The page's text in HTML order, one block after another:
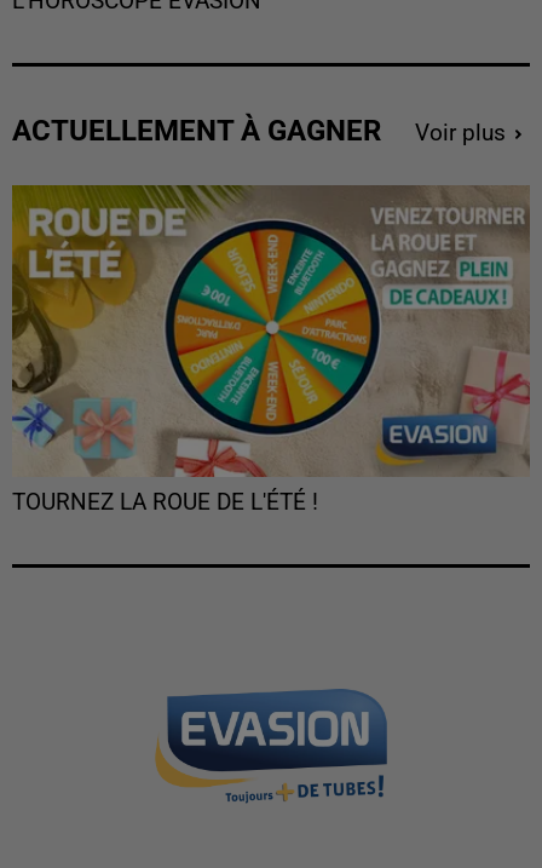
ACTUELLEMENT À GAGNER Voir plus
TOURNEZ LA ROUE DE L'ÉTÉ !